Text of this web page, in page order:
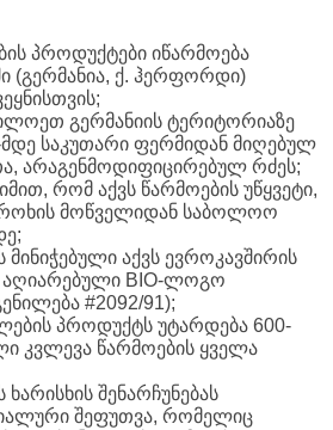
პროდუქტები იწარმოება
(გერმანია, ქ. ჰერფორდი)
გერმანიის ტერიტორიაზე
საკუთარი ფერმიდან მიღებულ
არაგენმოდიფიცირებულ რძეს;
რომ აქვს წარმოების უწყვეტი,
მოწველიდან საბოლოო
მინიჭებული აქვს ევროკავშირის
BIO-ლოგო
#2092/91);
პროდუქტს უტარდება 600-
კვლევა წარმოების ყველა
ხარისხის შენარჩუნებას
შეფუთვა, რომელიც